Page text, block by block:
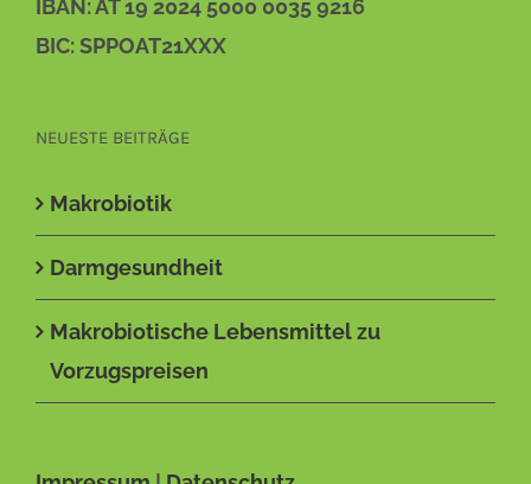
IBAN: AT 19 2024 5000 0035 9216
BIC: SPPOAT21XXX
NEUESTE BEITRÄGE
Makrobiotik
Darmgesundheit
Makrobiotische Lebensmittel zu
Vorzugspreisen